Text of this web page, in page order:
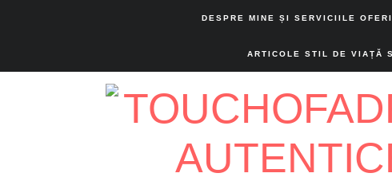
DESPRE MINE ȘI SERVICIILE
ARTICOLE STIL DE VIAȚĂ